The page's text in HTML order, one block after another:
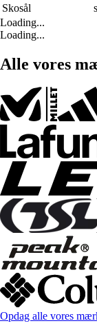
Skosål
Loading...
Loading...
Alle vores
Opdag alle vores